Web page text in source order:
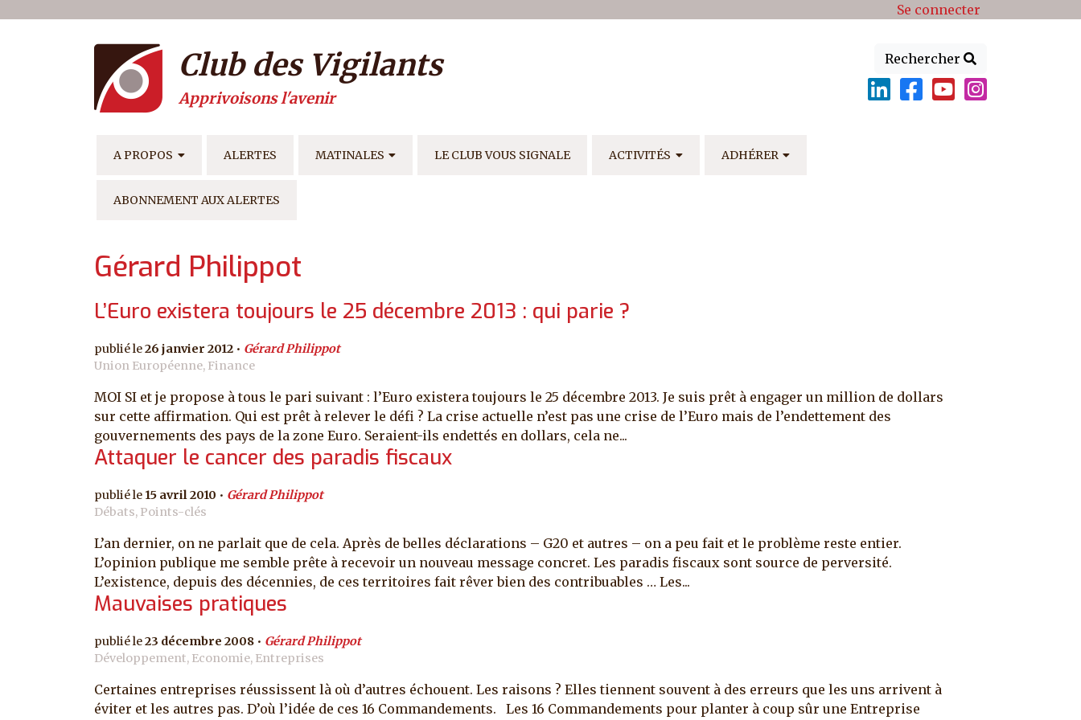
Menu du compte de l'utilisateur Se connecter
Rechercher
Club des Vigilants
Apprivoisons l'avenir
NAVIGATION PRINCIPALE
A PROPOS ALERTES MATINALES LE CLUB VOUS SIGNALE ACTIVITÉS ADHÉRER
ABONNEMENT AUX ALERTES
Gérard Philippot
L’Euro existera toujours le 25 décembre 2013 : qui parie ?
26 janvier 2012
Gérard Philippot
Union Européenne, Finance
MOI SI et je propose à tous le pari suivant : l’Euro existera toujours le 25 décembre 2013. Je suis prêt à engager un million de dollars
sur cette affirmation. Qui est prêt à relever le défi ? La crise actuelle n’est pas une crise de l’Euro mais de l’endettement des
gouvernements des pays de la zone Euro. Seraient-ils endettés en dollars, cela ne...
Attaquer le cancer des paradis fiscaux
15 avril 2010
Gérard Philippot
Débats, Points-clés
L’an dernier, on ne parlait que de cela. Après de belles déclarations – G20 et autres – on a peu fait et le problème reste entier.
L’opinion publique me semble prête à recevoir un nouveau message concret. Les paradis fiscaux sont source de perversité.
L’existence, depuis des décennies, de ces territoires fait rêver bien des contribuables … Les...
Mauvaises pratiques
23 décembre 2008
Gérard Philippot
Développement, Economie, Entreprises
Certaines entreprises réussissent là où d’autres échouent. Les raisons ? Elles tiennent souvent à des erreurs que les uns arrivent à
éviter et les autres pas. D’où l’idée de ces 16 Commandements. Les 16 Commandements pour planter à coup sûr une Entreprise